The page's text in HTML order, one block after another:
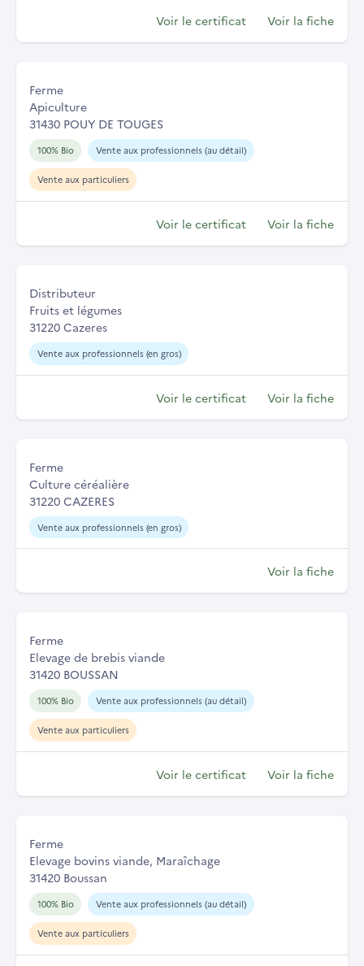
Voir le certificat Voir la fiche
Ferme
Apiculture
31430 POUY DE TOUGES
100% Bio Vente aux professionnels (au détail)
Vente aux particuliers
Voir le certificat Voir la fiche
Distributeur
Fruits et légumes
31220 Cazeres
Vente aux professionnels (en gros)
Voir le certificat Voir la fiche
Ferme
Culture céréalière
31220 CAZERES
Vente aux professionnels (en gros)
Voir la fiche
Ferme
Elevage de brebis viande
31420 BOUSSAN
100% Bio Vente aux professionnels (au détail)
Vente aux particuliers
Voir le certificat Voir la fiche
Ferme
Elevage bovins viande, Maraîchage
31420 Boussan
100% Bio Vente aux professionnels (au détail)
Vente aux particuliers